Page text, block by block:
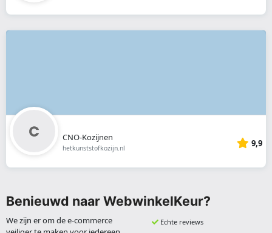
CNO-Kozijnen
hetkunststofkozijn.nl 9,9
Benieuwd naar WebwinkelKeur?
We zijn er om de e-commerce
Echte reviews